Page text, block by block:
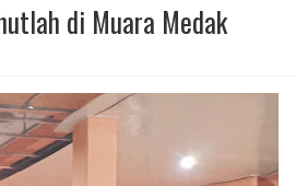
di Muara Medak